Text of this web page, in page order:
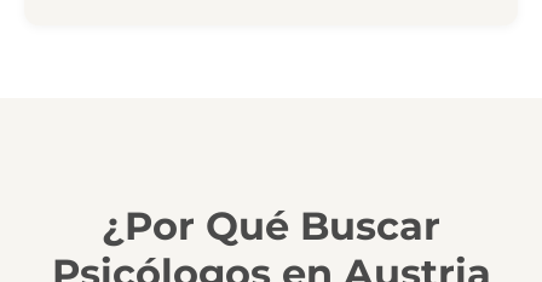
¿Por Qué Buscar